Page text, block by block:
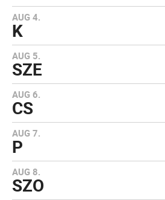
AUG 4.
K
AUG 5.
SZE
AUG 6.
CS
AUG 7.
P
AUG 8.
SZO